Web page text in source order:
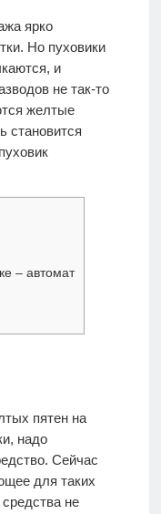
ярко
Но пуховики
и
не так-то
желтые
становится
– автомат
пятен на
надо
Сейчас
для таких
не